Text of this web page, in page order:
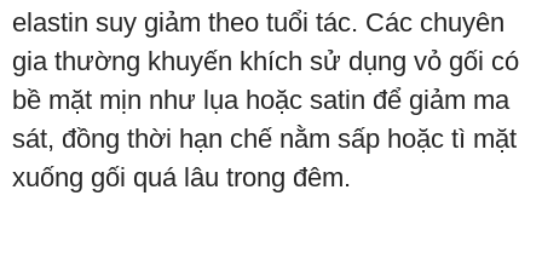
elastin suy giảm theo tuổi tác. Các chuyên
gia thường khuyến khích sử dụng vỏ gối có
bề mặt mịn như lụa hoặc satin để giảm ma
sát, đồng thời hạn chế nằm sấp hoặc tì mặt
xuống gối quá lâu trong đêm.